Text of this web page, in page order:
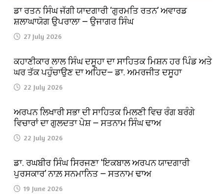
ਡਾ ਰਤਨ ਸਿੰਘ ਜੱਗੀ ਯਾਦਗਾਰੀ ‘ਗੁਰਮਤਿ ਰਤਨ’ ਅਵਾਰਡ
ਸ਼ਲਾਘਾਯੋਗ ਉਪਰਾਲਾ — ਉਜਾਗਰ ਸਿੰਘ
27 July 2026
ਕਹਾਣੀਕਾਰ ਲਾਲ ਸਿੰਘ ਦਸੂਹਾ ਦਾ ਸਾਹਿਤਕ ਮਿਸ਼ਨ ਹਰ ਪਿੰਡ ਅਤੇ
ਘਰ ਤੱਕ ਪਹੁੰਚਾਉਣ ਦਾ ਅਹਿਦ— ਡਾ. ਅਮਰਜੀਤ ਦਸੂਹਾ
22 July 2026
ਅਰਪਨ ਲਿਖਾਰੀ ਸਭਾ ਦੀ ਸਾਹਿਤਕ ਮਿਲਣੀ ਵਿਚ ਰੰਗ ਬਰੰਗੇ
ਵਿਚਾਰਾਂ ਦਾ ਗੁਲਦਤਾ ਪੇਸ਼ — ਸਤਨਾਮ ਸਿੰਘ ਢਾਅ
22 July 2026
ਡਾ. ਰਘਬੀਰ ਸਿੰਘ ਸਿਰਜਣਾ ‘ਇਕਬਾਲ ਅਰਪਨ ਯਾਦਗਾਰੀ
ਪੁਰਸਕਾਰ’ ਨਾਲ਼ ਸਨਮਾਨਿਤ — ਸਤਨਾਮ ਢਾਅ
19 June 2026